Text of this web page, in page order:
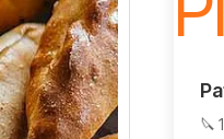
🔪